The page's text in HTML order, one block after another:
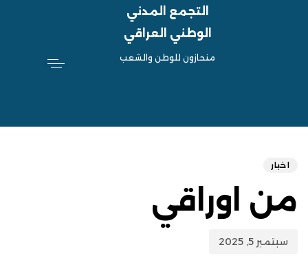
التجمع المدني
الوطني العراقي
منحازون للوطن والشعب
اخبار
من اوراقي
سبتمبر 5, 2025